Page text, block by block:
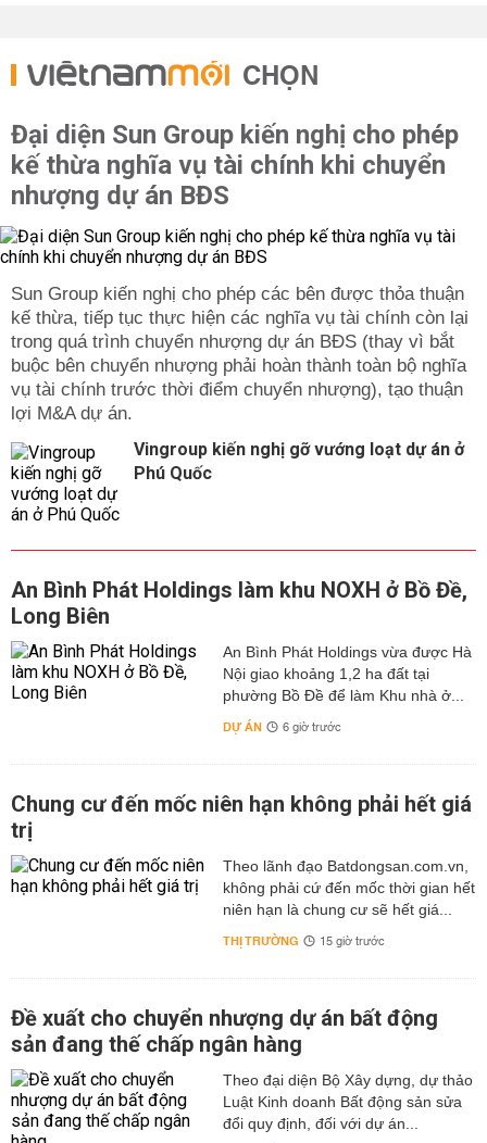
CHỌN
Đại diện Sun Group kiến nghị cho phép
kế thừa nghĩa vụ tài chính khi chuyển
nhượng dự án BĐS
Sun Group kiến nghị cho phép các bên được thỏa thuận
kế thừa, tiếp tục thực hiện các nghĩa vụ tài chính còn lại
trong quá trình chuyển nhượng dự án BĐS (thay vì bắt
buộc bên chuyển nhượng phải hoàn thành toàn bộ nghĩa
vụ tài chính trước thời điểm chuyển nhượng), tạo thuận
lợi M&A dự án.
Vingroup kiến nghị gỡ vướng loạt dự án ở
Phú Quốc
An Bình Phát Holdings làm khu NOXH ở Bồ Đề,
Long Biên
An Bình Phát Holdings vừa được Hà
Nội giao khoảng 1,2 ha đất tại
phường Bồ Đề để làm Khu nhà ở...
DỰ ÁN 6 giờ trước
Chung cư đến mốc niên hạn không phải hết giá
trị
Theo lãnh đạo Batdongsan.com.vn,
không phải cứ đến mốc thời gian hết
niên hạn là chung cư sẽ hết giá...
THỊ TRƯỜNG 15 giờ trước
Đề xuất cho chuyển nhượng dự án bất động
sản đang thế chấp ngân hàng
Theo đại diện Bộ Xây dựng, dự thảo
Luật Kinh doanh Bất động sản sửa
đổi quy định, đối với dự án...